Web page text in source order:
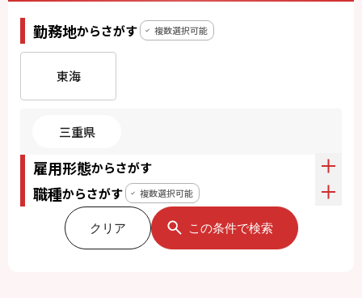
勤務地からさがす 複数選択可能
東海
三重県
雇用形態からさがす
職種からさがす 複数選択可能
クリア この条件で検索